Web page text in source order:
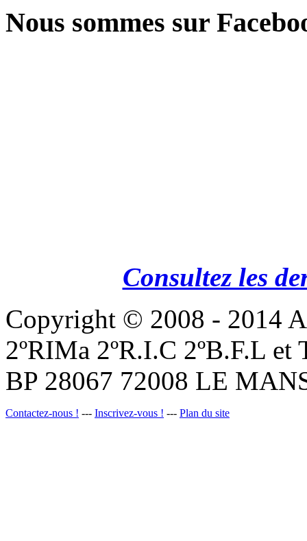
Nous sommes sur
Consultez les
Copyright © 2008 - 2014
2ºRIMa 2ºR.I.C 2ºB.F.L
BP 28067 72008 LE
Contactez-nous ! --- Inscrivez-vous ! --- Plan du site